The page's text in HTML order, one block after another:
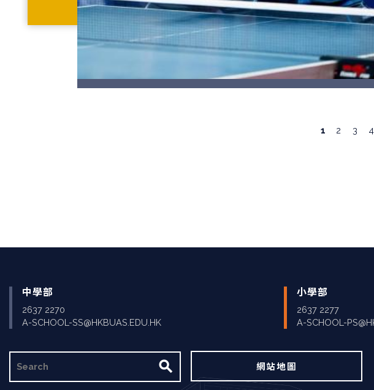
目
1
頁
2
頁
3
頁
4
中學部
2637 2270
A-SCHOOL-SS@HKBUAS.EDU.HK
小學部
2637 2277
A-SCHOOL-
尋
網站地圖